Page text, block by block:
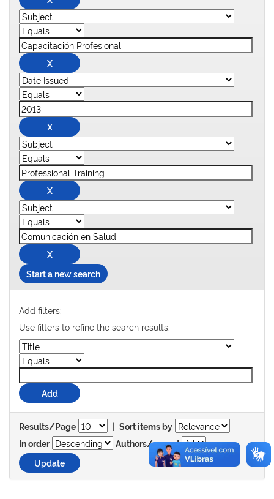
Start a new search
Add filters:
Use filters to refine the search results.
Results/Page | Sort items by
In order
Authors/record